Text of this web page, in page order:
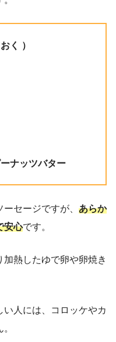
く ）
ナッツバター
セージですが、 あらか
安心です。
熱したゆで卵や卵焼き
人には、コロッケやカ